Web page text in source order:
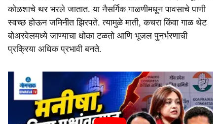
कोळशाचे थर भरले जातात. या नैसर्गिक गाळणीमधून पावसाचे पाणी
स्वच्छ होऊन जमिनीत झिरपते. त्यामुळे माती, कचरा किंवा गाळ थेट
बोअरवेलमध्ये जाण्याचा धोका टळतो आणि भूजल पुनर्भरणाची
प्रक्रिया अधिक प्रभावी बनते.